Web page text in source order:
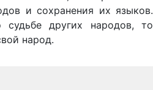
и сохранения их языков.
других народов, то
народ.